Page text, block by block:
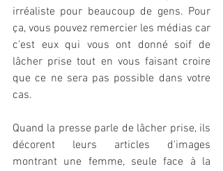
irréaliste pour beaucoup de gens. Pour
ça, vous pouvez remercier les médias car
c'est eux qui vous ont donné soif de
lâcher prise tout en vous faisant croire
que ce ne sera pas possible dans votre
cas.
Quand la presse parle de lâcher prise, ils
décorent leurs articles d'images
montrant une femme, seule face à la